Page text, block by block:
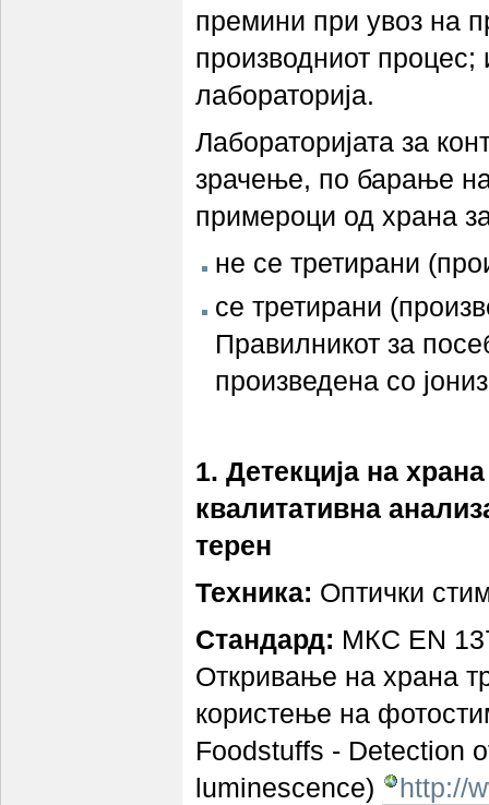
премини при увоз на
производниот
лабораторија.
Лабораторијата за
зрачење, по барање
примероци од храна
не се третирани
се третирани
Правилникот за
произведена со
1. Детекција на
квалитативна
терен
Техника: Оптички
Стандард: МКС EN
Откривање на храна
користење на
Foodstuffs - Detection
luminescence)
http://